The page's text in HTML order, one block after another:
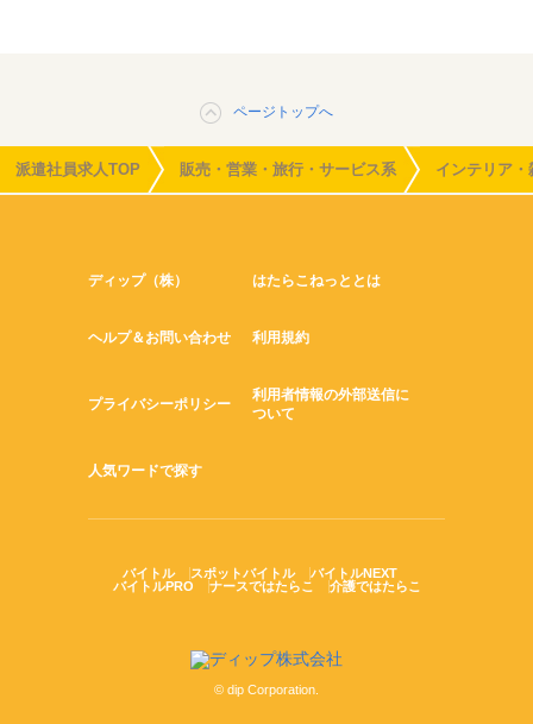
ページトップへ
派遣社員求人TOP 販売・営業・旅行・サービス系 インテリア
ディップ（株） はたらこねっととは
ヘルプ＆お問い合わせ 利用規約
プライバシーポリシー
利用者情報の外部送信に
ついて
人気ワードで探す
バイトル スポットバイトル
バイトルNEXT
バイトルPRO
ナースではたらこ 介護ではたらこ
© dip Corporation.